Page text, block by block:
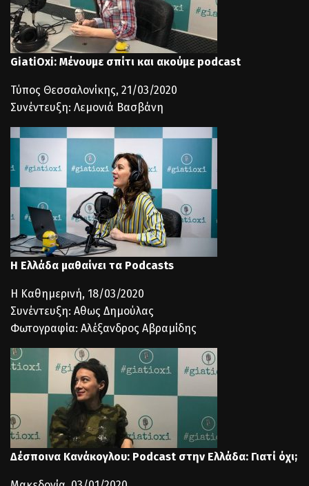
GiatiOxi: Μένουμε σπίτι και ακούμε podcast
Τύπος Θεσσαλονίκης, 21/03/2020
Συνέντευξη: Λεμονιά Βασβάνη
Η Ελλάδα μαθαίνει τα Podcasts
Η Καθημερινή, 18/03/2020
Συνέντευξη: Αθως Δημούλας
Φωτογραφία: Αλέξανδρος Αβραμίδης
Δέσποινα Κανάκογλου: Podcast στην Ελλάδα: Γιατί όχι;